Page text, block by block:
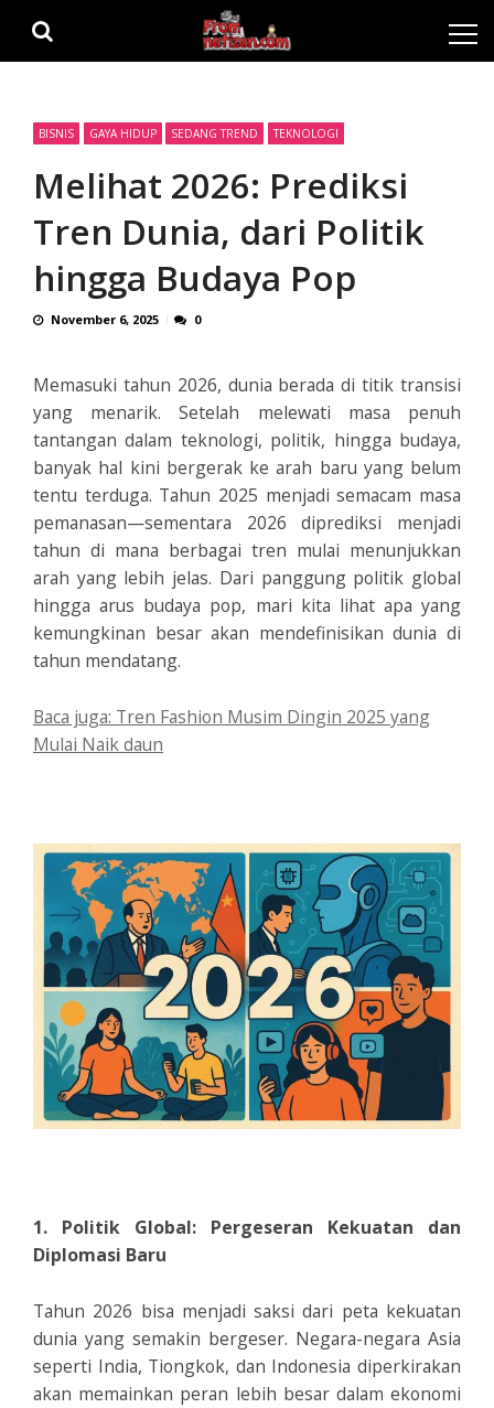
BISNIS GAYA HIDUP SEDANG TREND TEKNOLOGI
Melihat 2026: Prediksi
Tren Dunia, dari Politik
hingga Budaya Pop
November 6, 2025 0
Memasuki tahun 2026, dunia berada di titik transisi
yang menarik. Setelah melewati masa penuh
tantangan dalam teknologi, politik, hingga budaya,
banyak hal kini bergerak ke arah baru yang belum
tentu terduga. Tahun 2025 menjadi semacam masa
pemanasan—sementara 2026 diprediksi menjadi
tahun di mana berbagai tren mulai menunjukkan
arah yang lebih jelas. Dari panggung politik global
hingga arus budaya pop, mari kita lihat apa yang
kemungkinan besar akan mendefinisikan dunia di
tahun mendatang.
Baca juga: Tren Fashion Musim Dingin 2025 yang
Mulai Naik daun
1. Politik Global: Pergeseran Kekuatan dan
Diplomasi Baru
Tahun 2026 bisa menjadi saksi dari peta kekuatan
dunia yang semakin bergeser. Negara-negara Asia
seperti India, Tiongkok, dan Indonesia diperkirakan
akan memainkan peran lebih besar dalam ekonomi